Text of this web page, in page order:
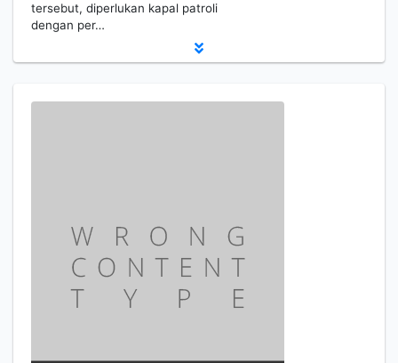
tersebut, diperlukan kapal patroli
dengan per…